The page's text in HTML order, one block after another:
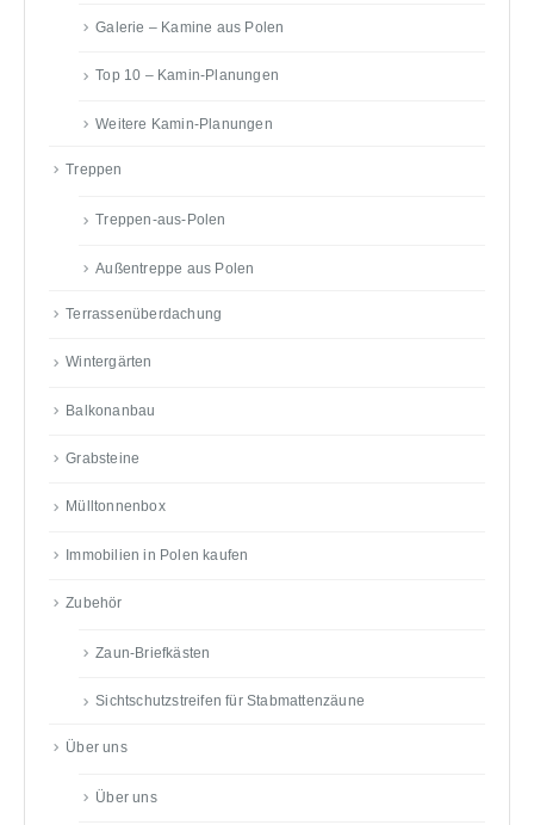
Galerie – Kamine aus Polen
Top 10 – Kamin-Planungen
Weitere Kamin-Planungen
Treppen
Treppen-aus-Polen
Außentreppe aus Polen
Terrassenüberdachung
Wintergärten
Balkonanbau
Grabsteine
Mülltonnenbox
Immobilien in Polen kaufen
Zubehör
Zaun-Briefkästen
Sichtschutzstreifen für Stabmattenzäune
Über uns
Über uns